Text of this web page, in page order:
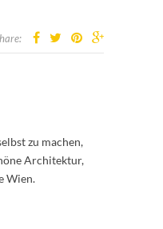
zu machen,
Architektur,
Wien.